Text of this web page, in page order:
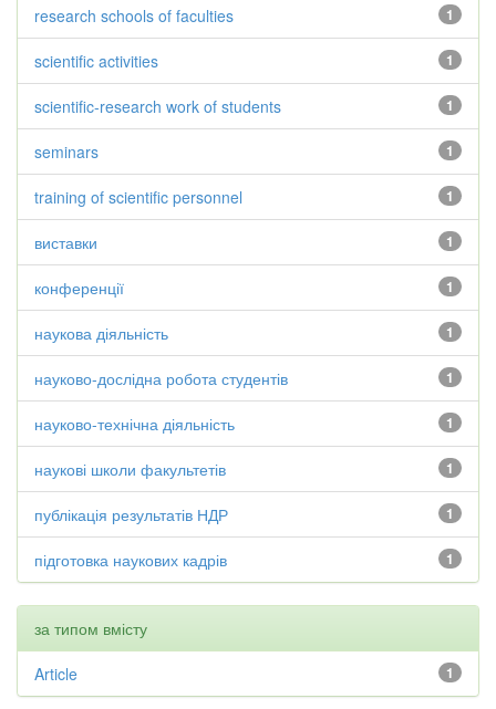
1
research schools of faculties
1
scientific activities
1
scientific-research work of students
1
seminars
1
training of scientific personnel
1
виставки
1
конференції
1
наукова діяльність
1
науково-дослідна робота студентів
1
науково-технічна діяльність
1
наукові школи факультетів
1
публікація результатів НДР
1
підготовка наукових кадрів
за типом вмісту
1
Article